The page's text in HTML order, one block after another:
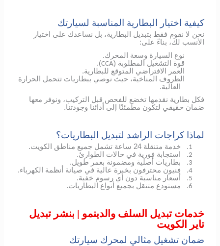
كيفية اختيار البطارية المناسبة لسيارتك
نحن لا نقوم فقط بتبديل البطارية، بل نساعدك على اختيار
الأنسب لك، بناءً على:
نوع السيارة وسعة المحرك.
قوة التشغيل المطلوبة (CCA
).
العمر الافتراضي المتوقع للبطارية.
الظروف المناخية، حيث نوصي ببطاريات تتحمل الحرارة
العالية.
فكل بطارية نقدمها تخضع للفحص قبل التركيب، ونوفر معها
ضمان حقيقي لتكون مطمئنًا إلى أدائنا وجودتنا.
لماذا كراجات الراشد لتبديل البطاريات؟
1. خدمة متنقلة 24 ساعة تشمل جميع مناطق الكويت.
2. استجابة فورية في حالات الطوارئ.
3. بطاريات أصلية ومضمونة بعمر طويل.
4. فنيون محترفون بخبرة عالية في صيانة أنظمة الكهرباء.
5. أسعار مناسبة دون أي رسوم خفية.
6. مستودع متنقل بجميع أنواع البطاريات.
خدمات تبديل السلف والدينمو | بنشر تبديل
تاير الكويت
ضمان تشغيل مثالي لمحرك سيارتك